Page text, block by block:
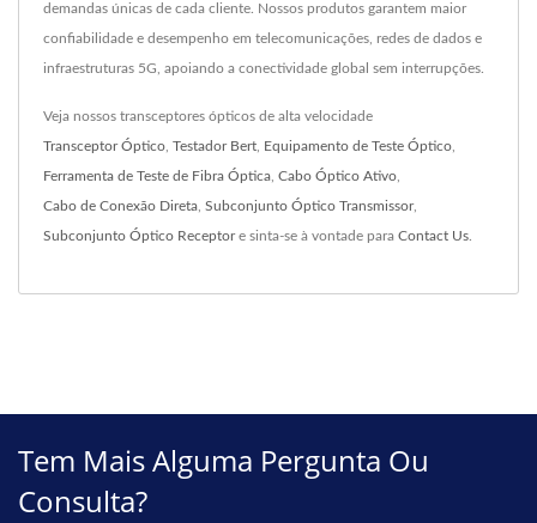
demandas únicas de cada cliente. Nossos produtos garantem maior
confiabilidade e desempenho em telecomunicações, redes de dados e
infraestruturas 5G, apoiando a conectividade global sem interrupções.
Veja nossos transceptores ópticos de alta velocidade
Transceptor Óptico, Testador Bert, Equipamento de Teste Óptico,
Ferramenta de Teste de Fibra Óptica, Cabo Óptico Ativo,
Cabo de Conexão Direta, Subconjunto Óptico Transmissor,
Subconjunto Óptico Receptore sinta-se à vontade para Contact Us.
Tem Mais Alguma Pergunta Ou
Consulta?